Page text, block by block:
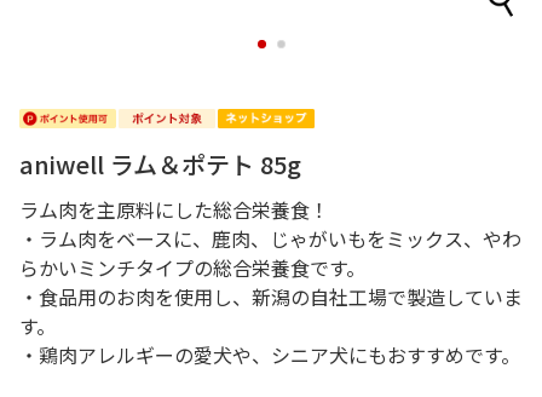
1 2
aniwell ラム＆ポテト 85g
ラム肉を主原料にした総合栄養食！
・ラム肉をベースに、鹿肉、じゃがいもをミックス、やわ
らかいミンチタイプの総合栄養食です。
・食品用のお肉を使用し、新潟の自社工場で製造していま
す。
・鶏肉アレルギーの愛犬や、シニア犬にもおすすめです。